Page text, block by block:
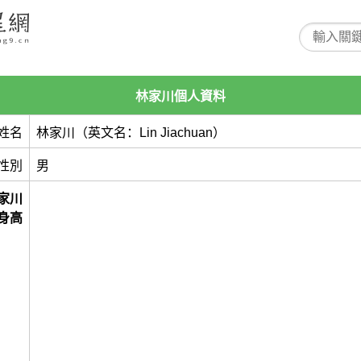
林家川個人資料
名 林家川（英文名：Lin Jiachuan）
別 男
川
高